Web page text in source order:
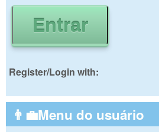
Register/Login with:
👨‍💼Menu do usuário